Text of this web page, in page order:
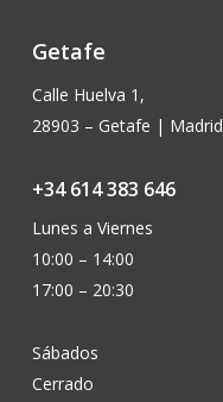
Getafe
Calle Huelva 1,
28903 – Getafe | Madrid
+34 614 383 646
Lunes a Viernes
10:00 – 14:00
17:00 – 20:30
Sábados
Cerrado